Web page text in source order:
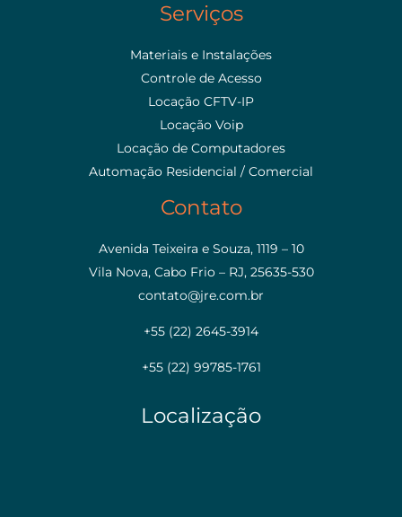
Serviços
Materiais e Instalações
Controle de Acesso
Locação CFTV-IP
Locação Voip
Locação de Computadores
Automação Residencial / Comercial
Contato
Avenida Teixeira e Souza, 1119 – 10
Vila Nova, Cabo Frio – RJ, 25635-530
contato@jre.com.br
+55 (22) 2645-3914
+55 (22) 99785-1761
Localização